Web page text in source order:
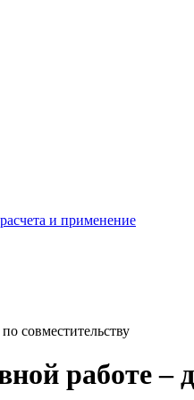
и применение
совместительству
работе –